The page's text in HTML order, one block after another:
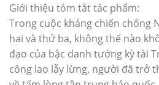
Giới thiệu tóm tắt tác phẩm:
Trong cuộc kháng chiến chống
hai và thứ ba, không thể nào
đạo của bậc danh tướng kỳ tài
công lao lẫy lừng, người đã trở